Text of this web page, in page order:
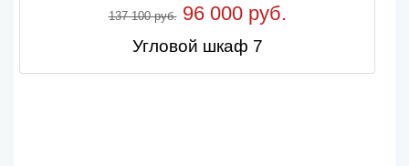
137 100 руб.96 000 руб.
Угловой шкаф 7